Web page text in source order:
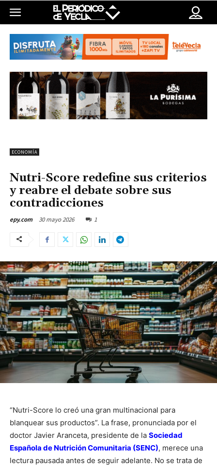
ECONOMÍA
Nutri-Score redefine sus criterios
y reabre el debate sobre sus
contradicciones
epy.com 30 mayo 2026 1
“Nutri-Score lo creó una gran multinacional para
blanquear sus productos”. La frase, pronunciada por el
doctor Javier Aranceta, presidente de la Sociedad
Española de Nutrición Comunitaria (SENC), merece una
lectura pausada antes de seguir adelante. No se trata de